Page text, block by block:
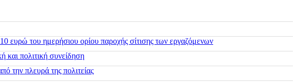
ευρώ του ημερήσιου ορίου παροχής σίτισης των εργαζόμενων
και πολιτική συνείδηση
την πλευρά της πολιτείας